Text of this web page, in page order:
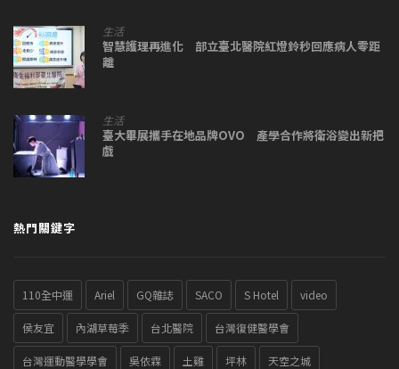
生活
智慧護理再進化 部立臺北醫院紅燈鈴秒回應病人零距
離
生活
臺大畢展攜手在地品牌OVO 產學合作將衛浴變出新把
戲
熱門關鍵字
110全中運 Ariel GQ雜誌 SACO S Hotel video
侯友宜 內湖草莓季 台北醫院 台灣復健醫學會
台灣運動醫學學會 吳依霖 土雞 坪林 天空之城